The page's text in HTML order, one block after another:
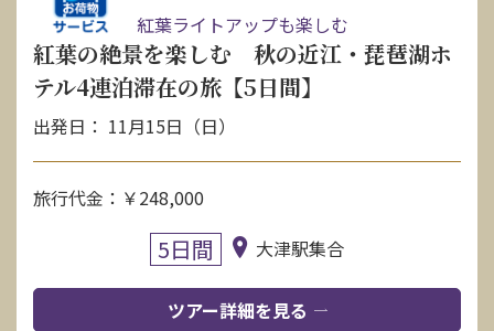
紅葉ライトアップも楽しむ
紅葉の絶景を楽しむ 秋の近江・琵琶湖ホ
テル4連泊滞在の旅【5日間】
出発日： 11月15日（日）
旅行代金：￥248,000
5日間 大津駅集合
ツアー詳細を見る